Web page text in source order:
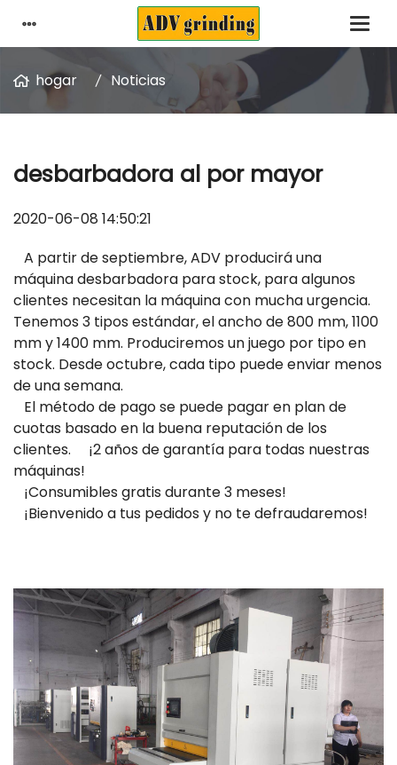
hogar Noticias
desbarbadora al por mayor
2020-06-08 14:50:21
A partir de septiembre, ADV producirá una
máquina desbarbadora para stock, para algunos
clientes necesitan la máquina con mucha urgencia.
Tenemos 3 tipos estándar, el ancho de 800 mm, 1100
mm y 1400 mm. Produciremos un juego por tipo en
stock. Desde octubre, cada tipo puede enviar menos
de una semana.
El método de pago se puede pagar en plan de
cuotas basado en la buena reputación de los
clientes. ¡2 años de garantía para todas nuestras
máquinas!
¡Consumibles gratis durante 3 meses!
¡Bienvenido a tus pedidos y no te defraudaremos!